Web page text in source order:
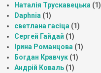
Наталія Трускавецька (1)
Daphnia (1)
светлана гасіца (1)
Сергей Гайдай (1)
Ірина Романцова (1)
Богдан Кравчук (1)
Андрій Коваль (1)